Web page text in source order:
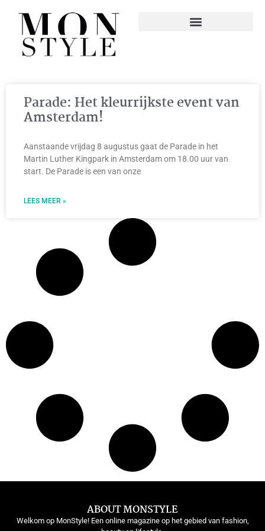
Parade: Het kleurrijkste event van
Amsterdam!
Aanstaande vrijdag 8 augustus gaat de Parade in het
Martin Luther Kingpark in Amsterdam om 18.00 uur van
start. De Parade is een van onze
LEES MEER »
ABOUT MONSTYLE
Welkom op MonStyle! Een online magazine op het gebied van fashion,